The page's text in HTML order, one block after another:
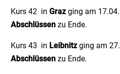
Kurs 42 inGrazging am
Abschlüssenzu Ende.
Kurs 43 in Leibnitzging am
Abschlüssenzu Ende.